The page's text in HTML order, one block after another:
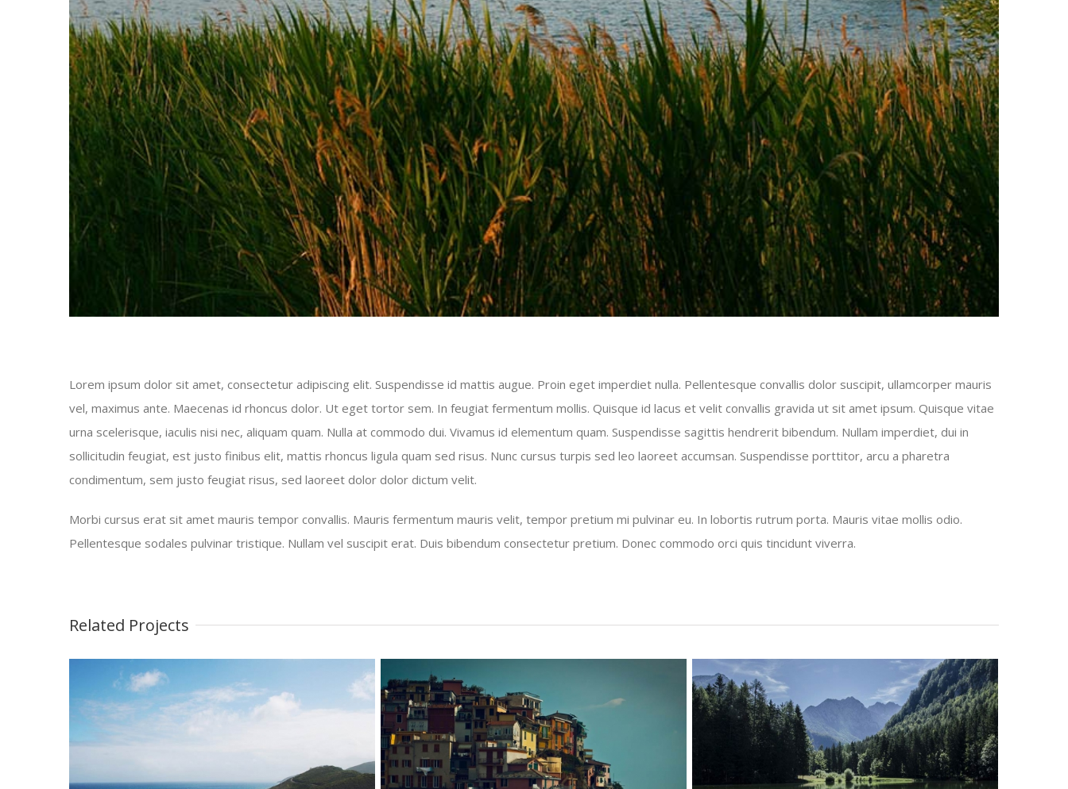
Lorem ipsum dolor sit amet, consectetur adipiscing elit. Suspendisse id mattis augue. Proin eget imperdiet nulla. Pellentesque convallis dolor suscipit, ullamcorper mauris
vel, maximus ante. Maecenas id rhoncus dolor. Ut eget tortor sem. In feugiat fermentum mollis. Quisque id lacus et velit convallis gravida ut sit amet ipsum. Quisque vitae
urna scelerisque, iaculis nisi nec, aliquam quam. Nulla at commodo dui. Vivamus id elementum quam. Suspendisse sagittis hendrerit bibendum. Nullam imperdiet, dui in
sollicitudin feugiat, est justo finibus elit, mattis rhoncus ligula quam sed risus. Nunc cursus turpis sed leo laoreet accumsan. Suspendisse porttitor, arcu a pharetra
condimentum, sem justo feugiat risus, sed laoreet dolor dolor dictum velit.
Morbi cursus erat sit amet mauris tempor convallis. Mauris fermentum mauris velit, tempor pretium mi pulvinar eu. In lobortis rutrum porta. Mauris vitae mollis odio.
Pellentesque sodales pulvinar tristique. Nullam vel suscipit erat. Duis bibendum consectetur pretium. Donec commodo orci quis tincidunt viverra.
Related Projects